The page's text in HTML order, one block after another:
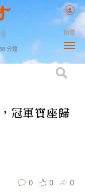
分鐘
簡體
冠軍寶座歸
0 0 0